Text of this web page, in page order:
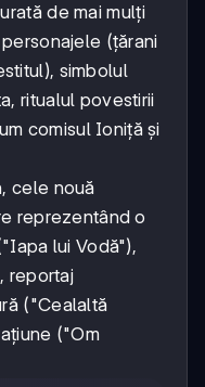
de mai mulți
(țărani
simbolul
ritualul povestirii
comisul Ioniță și
cele nouă
reprezentând o
lui Vodă"),
reportaj
("Cealaltă
("Om